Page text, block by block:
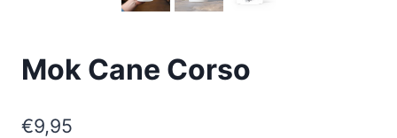
Mok Cane Corso
€9,95